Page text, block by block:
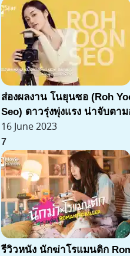
ส่องผลงาน โนยุนซอ (Roh
Seo) ดาวรุ่งพุ่งแรง น่าจับตาม
16 June 2023
7
รีวิวหนัง นักฆ่าโรแมนติก